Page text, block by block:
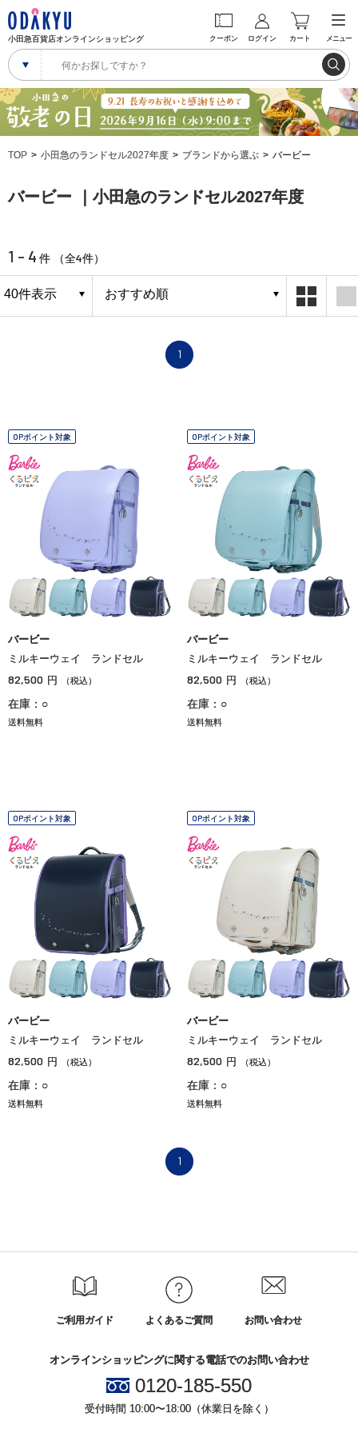
小田急百貨店オンラインショッピング クーポン ログイン カート メニュー
TOP 小田急のランドセル2027年度 ブランドから選ぶ バービー
バービー ｜小田急のランドセル2027年度
1 - 4 件 （全4件）
1
OPポイント対象
バービー
ミルキーウェイ ランドセル
82,500 円 （税込）
在庫：○
送料無料
OPポイント対象
バービー
ミルキーウェイ ランドセル
82,500 円 （税込）
在庫：○
送料無料
OPポイント対象
バービー
ミルキーウェイ ランドセル
82,500 円 （税込）
在庫：○
送料無料
OPポイント対象
バービー
ミルキーウェイ ランドセル
82,500 円 （税込）
在庫：○
送料無料
1
ご利用ガイド よくあるご質問 お問い合わせ
オンラインショッピングに関する電話でのお問い合わせ
0120-185-550
受付時間 10:00〜18:00（休業日を除く）